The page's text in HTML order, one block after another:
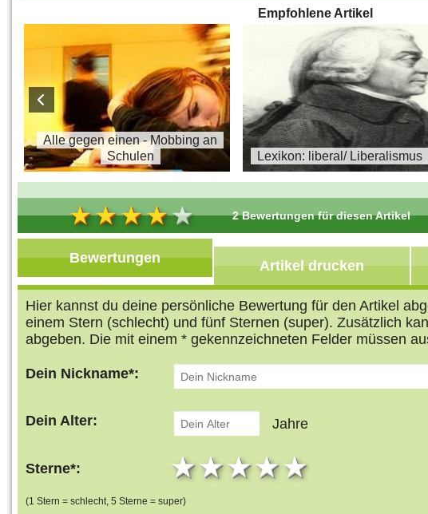
Empfohlene Artikel
Alle gegen einen - Mobbing an
Schulen
Lexikon: liberal/ Liberalismus
2 Bewertungen für diesen Artikel
Bewertungen Artikel drucken
Hier kannst du deine persönliche Bewertung für den Artikel
einem Stern (schlecht) und fünf Sternen (super). Zusätzlich
abgeben. Die mit einem * gekennzeichneten Felder müssen
Dein Nickname*:
Dein Alter: Jahre
Sterne*: 4 stars
3 stars
2 stars
1 star
(1 Stern = schlecht, 5 Sterne = super)